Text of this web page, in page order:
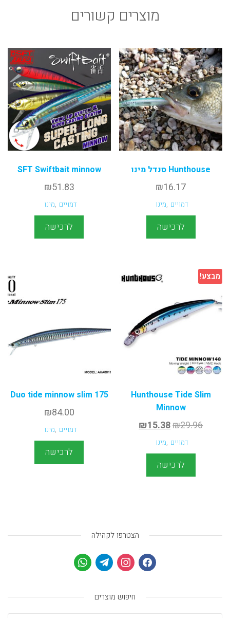
מוצרים קשורים
Hunthouse סנדל מינו
₪16.17
דמויים ,מינו
לרכישה
SFT Swiftbait minnow
₪51.83
דמויים ,מינו
לרכישה
מבצע!
Hunthouse Tide Slim
Minnow
₪29.96
₪15.38
דמויים ,מינו
לרכישה
Duo tide minnow slim 175
₪84.00
דמויים ,מינו
לרכישה
הצטרפו לקהילה
חיפוש מוצרים